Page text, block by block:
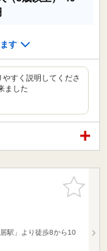
す
すく説明してくださ
ました
お気に入
りに追加
駅」より徒歩8から10